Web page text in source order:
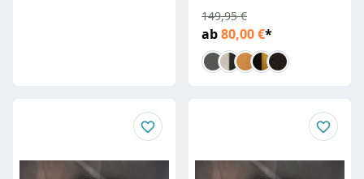
ab80,00 €*
149,95 €